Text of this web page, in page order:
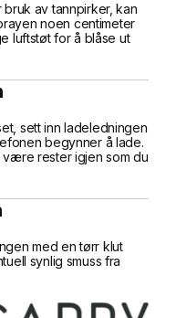
bruk av tannpirker, kan
noen centimeter
luftstøt for å blåse ut
sett inn ladeledningen
begynner å lade.
være rester igjen som du
med en tørr klut
synlig smuss fra